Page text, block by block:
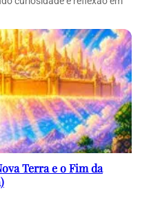
Terra e o Fim da